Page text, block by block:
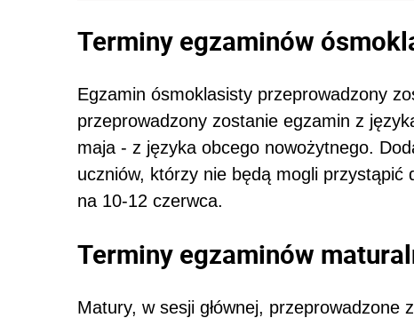
Terminy egzaminów
Egzamin ósmoklasisty przeprowadzony
przeprowadzony zostanie egzamin z
maja - z języka obcego nowożytnego.
uczniów, którzy nie będą mogli przystąpić
na 10-12 czerwca.
Terminy egzaminów
Matury, w sesji głównej, przeprowadzone